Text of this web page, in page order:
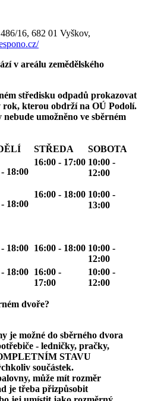
16, 682 01 Vyškov,
v areálu zemědělského
středisku odpadů prokazovat
kterou obdrží na OÚ Podolí.
umožněno ve sběrném
STŘEDA
SOBOTA
18:00
16:00 - 17:00 10:00 -
12:00
18:00
16:00 - 18:00 10:00 -
13:00
18:00 16:00 - 18:00 10:00 -
12:00
18:00 16:00 -
17:00
10:00 -
12:00
dvoře?
je možné do sběrného dvora
- ledničky, pračky,
STAVU
součástek.
může mít rozměr
je třeba přizpůsobit